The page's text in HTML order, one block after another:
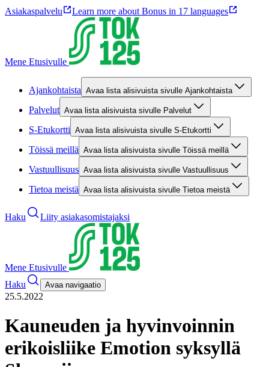
Asiakaspalvelu Learn more about Bonus in 17 languages
Mene Etusivulle
Ajankohtaista Avaa lista alisivuista sivulle Ajankohtaista
Palvelut Avaa lista alisivuista sivulle Palvelut
S-Etukortti Avaa lista alisivuista sivulle S-Etukortti
Töissä meillä Avaa lista alisivuista sivulle Töissä meillä
Vastuullisuus Avaa lista alisivuista sivulle Vastuullisuus
Tietoa meistä Avaa lista alisivuista sivulle Tietoa meistä
Haku Liity asiakasomistajaksi
Mene Etusivulle
Haku
Avaa navigaatio
25.5.2022
Kauneuden ja hyvinvoinnin
erikoisliike Emotion syksyllä